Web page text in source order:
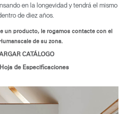
que sea excepcionalmente fácil
por una garantía de doce años
y tejidos.
en la longevidad y tendrá el mismo
de diez años.
un producto, le rogamos contacte con el
de su zona.
CATÁLOGO
de Especificaciones